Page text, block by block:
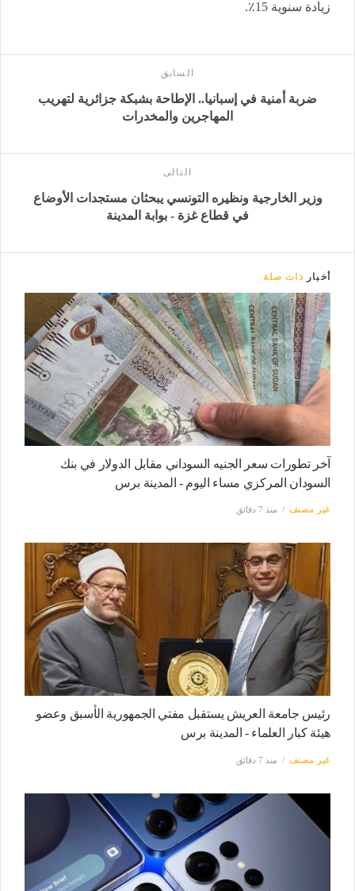
زيادة سنوية 15٪.
السابق
ضربة أمنية في إسبانيا.. الإطاحة بشبكة جزائرية لتهريب
المهاجرين والمخدرات
التالى
وزير الخارجية ونظيره التونسي يبحثان مستجدات الأوضاع
في قطاع غزة - بوابة المدينة
أخبار ذات صلة
آخر تطورات سعر الجنيه السوداني مقابل الدولار في بنك
السودان المركزي مساء اليوم - المدينة برس
غير مصنف منذ 7 دقائق
رئيس جامعة العريش يستقبل مفتي الجمهورية الأسبق وعضو
هيئة كبار العلماء - المدينة برس
غير مصنف منذ 7 دقائق